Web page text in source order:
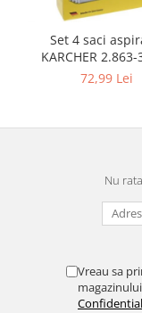
Sport & Activitati in
Accesorii
Accesorii Fitness
Accesorii sportive
Sporturi acvatice
Sporturi de interior
TV, Audio & Foto
Aparate Foto &
Audio HI-FI &
Camere video si sport
Set 4 saci
KARCHER
compatibil cu WD,
72,99 Lei
Nu
Vreau sa